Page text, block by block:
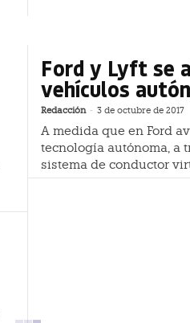
Ford y Lyft se
vehículos
Redacción - 3 de octubre de 2017
A medida que en Ford
tecnología autónoma, a
sistema de conductor